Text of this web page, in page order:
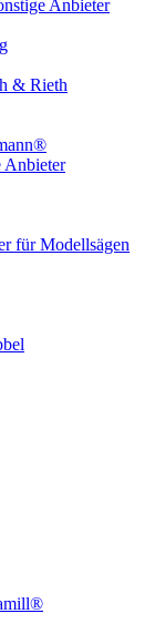
Anbieter
& Rieth
Anbieter
für Modellsägen